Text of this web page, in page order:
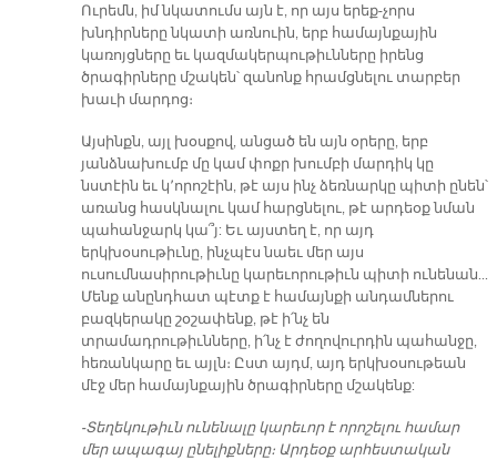
Ուրեմն, իմ նկատումս այն է, որ այս երեք-չորս
խնդիրները նկատի առնուին, երբ համայնքային
կառոյցները եւ կազմակերպութիւնները իրենց
ծրագիրները մշակեն՝ զանոնք հրամցնելու տարբեր
խաւի մարդոց։
Այսինքն, այլ խօսքով, անցած են այն օրերը, երբ
յանձնախումբ մը կամ փոքր խումբի մարդիկ կը
նստէին եւ կ՚որոշէին, թէ այս ինչ ձեռնարկը պիտի ընեն՝
առանց հասկնալու կամ հարցնելու, թէ արդեօք նման
պահանջարկ կա՞յ: Եւ այստեղ է, որ այդ
երկխօսութիւնը, ինչպէս նաեւ մեր այս
ուսումնասիրութիւնը կարեւորութիւն պիտի ունենան...
Մենք անընդհատ պէտք է համայնքի անդամներու
բազկերակը շօշափենք, թէ ի՛նչ են
տրամադրութիւնները, ի՛նչ է ժողովուրդին պահանջը,
հեռանկարը եւ այլն։ Ըստ այդմ, այդ երկխօսութեան
մէջ մեր համայնքային ծրագիրները մշակենք:
-Տեղեկութիւն ունենալը կարեւոր է որոշելու համար
մեր ապագայ ընելիքները։ Արդեօք արհեստական